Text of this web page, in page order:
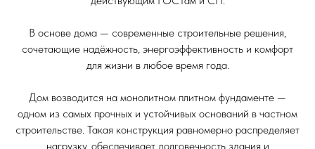
В основе дома — современные строительные решения,
сочетающие надёжность, энергоэффективность и комфорт
для жизни в любое время года.
Дом возводится на монолитном плитном фундаменте —
одном из самых прочных и устойчивых оснований в частном
строительстве. Такая конструкция равномерно распределяет
нагрузку, обеспечивает долговечность здания и